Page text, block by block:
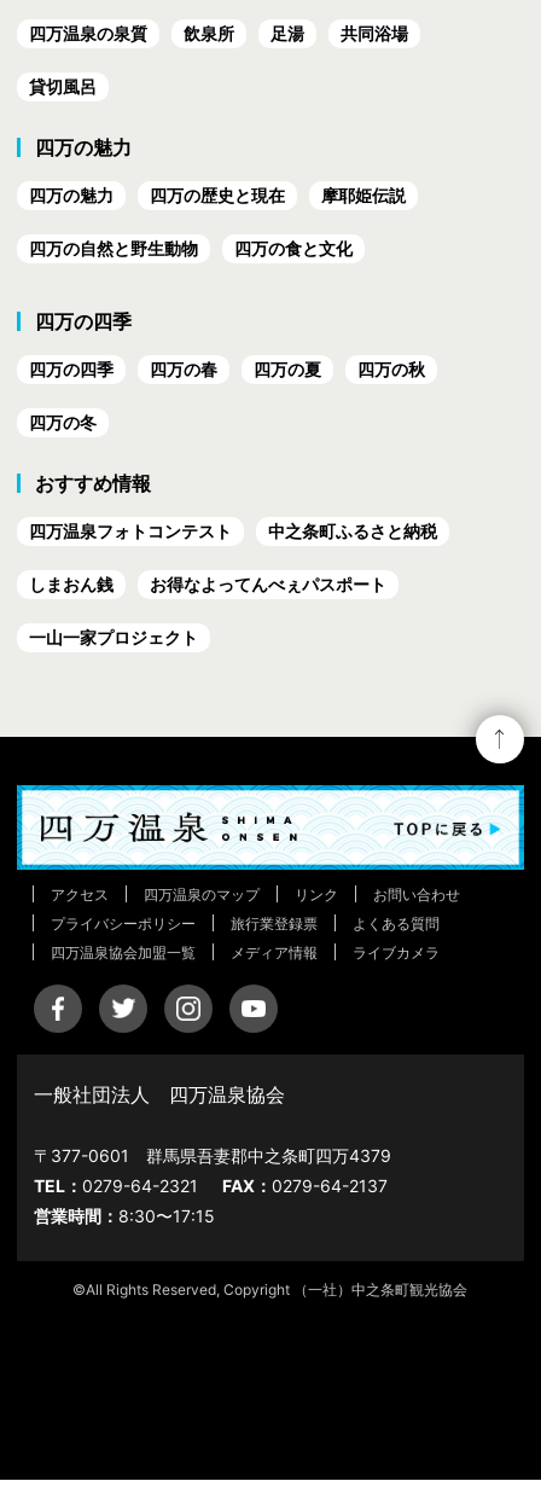
四万温泉の泉質 飲泉所 足湯 共同浴場
貸切風呂
四万の魅力
四万の魅力 四万の歴史と現在 摩耶姫伝説
四万の自然と野生動物 四万の食と文化
四万の四季
四万の四季 四万の春 四万の夏 四万の秋
四万の冬
おすすめ情報
四万温泉フォトコンテスト 中之条町ふるさと納税
しまおん銭 お得なよってんべぇパスポート
一山一家プロジェクト
アクセス 四万温泉のマップ リンク
お問い合わせ
プライバシーポリシー
旅行業登録票
よくある質問
四万温泉協会加盟一覧
メディア情報 ライブカメラ
一般社団法人 四万温泉協会
〒377-0601 群馬県吾妻郡中之条町四万4379
TEL：0279-64-2321 FAX：0279-64-2137
営業時間： 8:30〜17:15
©All Rights Reserved, Copyright （一社）中之条町観光協会